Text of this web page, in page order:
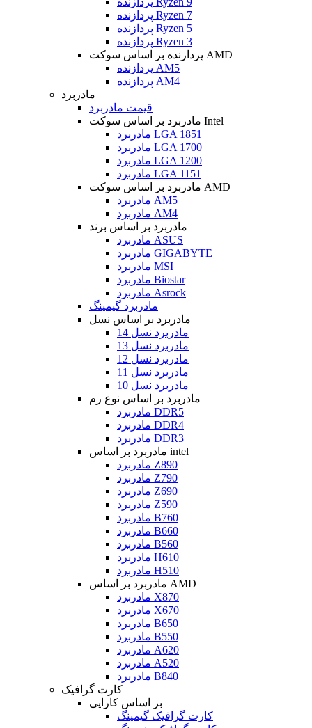
پردازنده Ryzen 7
پردازنده Ryzen 5
پردازنده Ryzen 3
پردازنده بر اساس سوکت AMD
پردازنده AM5
پردازنده AM4
مادربرد
قیمت مادربرد
مادربرد بر اساس سوکت Intel
مادربرد LGA 1851
مادربرد LGA 1700
مادربرد LGA 1200
مادربرد LGA 1151
مادربرد بر اساس سوکت AMD
مادربرد AM5
مادربرد AM4
مادربرد بر اساس برند
مادربرد ASUS
مادربرد GIGABYTE
مادربرد MSI
مادربرد Biostar
مادربرد Asrock
مادربرد گیمینگ
مادربرد بر اساس نسل
مادربرد نسل 14
مادربرد نسل 13
مادربرد نسل 12
مادربرد نسل 11
مادربرد نسل 10
مادربرد بر اساس نوع رم
مادربرد DDR5
مادربرد DDR4
مادربرد DDR3
مادربرد بر اساس intel
مادربرد Z890
مادربرد Z790
مادربرد Z690
مادربرد Z590
مادربرد B760
مادربرد B660
مادربرد B560
مادربرد H610
مادربرد H510
مادربرد بر اساس AMD
مادربرد X870
مادربرد X670
مادربرد B650
مادربرد B550
مادربرد A620
مادربرد A520
مادربرد B840
کارت گرافیک
بر اساس کارایی
کارت گرافیک گیمینگ